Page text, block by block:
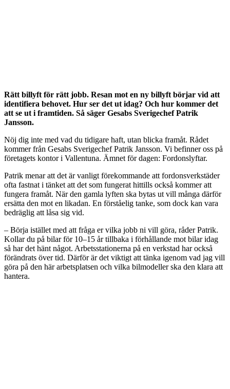
Rätt billyft för rätt jobb. Resan mot en ny billyft börjar vid att
identifiera behovet. Hur ser det ut idag? Och hur kommer det
att se ut i framtiden. Så säger Gesabs Sverigechef Patrik
Jansson.
Nöj dig inte med vad du tidigare haft, utan blicka framåt. Rådet
kommer från Gesabs Sverigechef Patrik Jansson. Vi befinner oss på
företagets kontor i Vallentuna. Ämnet för dagen: Fordonslyftar.
Patrik menar att det är vanligt förekommande att fordonsverkstäder
ofta fastnat i tänket att det som fungerat hittills också kommer att
fungera framåt. När den gamla lyften ska bytas ut vill många därför
ersätta den mot en likadan. En förståelig tanke, som dock kan vara
bedräglig att låsa sig vid.
– Börja istället med att fråga er vilka jobb ni vill göra, råder Patrik.
Kollar du på bilar för 10–15 år tillbaka i förhållande mot bilar idag
så har det hänt något. Arbetsstationerna på en verkstad har också
förändrats över tid. Därför är det viktigt att tänka igenom vad jag vill
göra på den här arbetsplatsen och vilka bilmodeller ska den klara att
hantera.